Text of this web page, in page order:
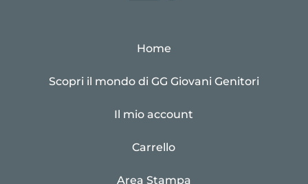
Home
Scopri il mondo di GG Giovani Genitori
Il mio account
Carrello
Area Stampa